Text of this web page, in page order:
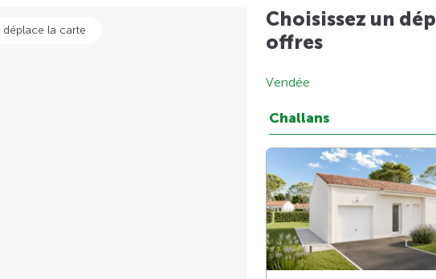
la carte
Choisissez un
offres
Vendée
Challans